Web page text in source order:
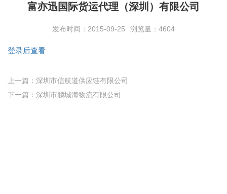
富亦迅国际货运代理（深圳）有限公司
发布时间：2015-09-25 浏览量：4604
登录后查看
上一篇：深圳市信航道供应链有限公司
下一篇：深圳市鹏城海物流有限公司